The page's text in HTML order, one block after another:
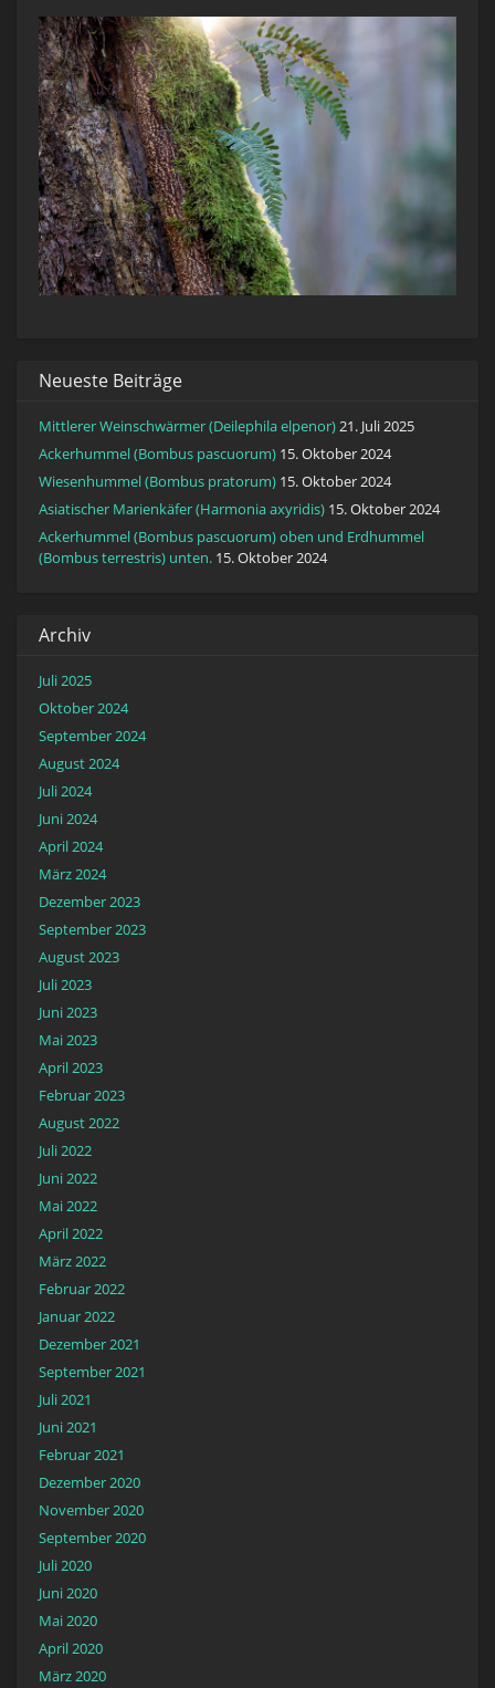
Neueste Beiträge
Mittlerer Weinschwärmer (Deilephila elpenor)21. Juli 2025
Ackerhummel (Bombus pascuorum) 15. Oktober 2024
Wiesenhummel (Bombus pratorum) 15. Oktober 2024
Asiatischer Marienkäfer (Harmonia axyridis) 15. Oktober 2024
Ackerhummel (Bombus pascuorum) oben und Erdhummel
(Bombus terrestris) unten. 15. Oktober 2024
Archiv
Juli 2025
Oktober 2024
September 2024
August 2024
Juli 2024
Juni 2024
April 2024
März 2024
Dezember 2023
September 2023
August 2023
Juli 2023
Juni 2023
Mai 2023
April 2023
Februar 2023
August 2022
Juli 2022
Juni 2022
Mai 2022
April 2022
März 2022
Februar 2022
Januar 2022
Dezember 2021
September 2021
Juli 2021
Juni 2021
Februar 2021
Dezember 2020
November 2020
September 2020
Juli 2020
Juni 2020
Mai 2020
April 2020
März 2020